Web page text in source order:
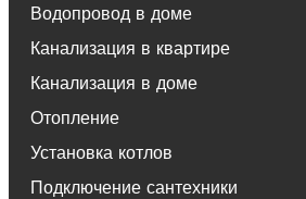
Водопровод в доме
Канализация в квартире
Канализация в доме
Отопление
Установка котлов
Подключение сантехники